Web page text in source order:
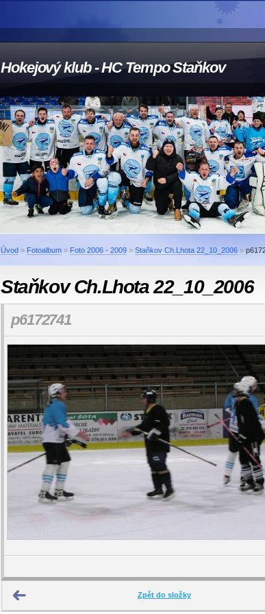
Hokejový klub - HC Tempo Staňkov
Úvod » Fotoalbum » Foto 2006 - 2009 » Staňkov Ch.Lhota 22_10_2006 »
Staňkov Ch.Lhota 22_10_2006
p6172741
Zpět do složky